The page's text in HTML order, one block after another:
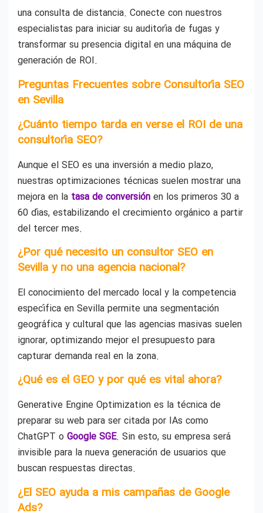
una consulta de distancia. Conecte con nuestros
especialistas para iniciar su auditoría de fugas y
transformar su presencia digital en una máquina de
generación de ROI.
Preguntas Frecuentes sobre Consultoría SEO
en Sevilla
¿Cuánto tiempo tarda en verse el ROI de una
consultoría SEO?
Aunque el SEO es una inversión a medio plazo,
nuestras optimizaciones técnicas suelen mostrar una
mejora en la tasa de conversión en los primeros 30 a
60 días, estabilizando el crecimiento orgánico a partir
del tercer mes.
¿Por qué necesito un consultor SEO en
Sevilla y no una agencia nacional?
El conocimiento del mercado local y la competencia
específica en Sevilla permite una segmentación
geográfica y cultural que las agencias masivas suelen
ignorar, optimizando mejor el presupuesto para
capturar demanda real en la zona.
¿Qué es el GEO y por qué es vital ahora?
Generative Engine Optimization es la técnica de
preparar su web para ser citada por IAs como
ChatGPT o Google SGE. Sin esto, su empresa será
invisible para la nueva generación de usuarios que
buscan respuestas directas.
¿El SEO ayuda a mis campañas de Google
Ads?